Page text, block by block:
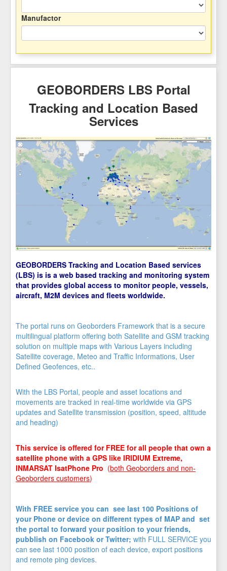
Manufactor
GEOBORDERS LBS Portal
Tracking and Location Based
Services
GEOBORDERS Tracking and Location Based services
(LBS) is is a web based tracking and monitoring system
that provides global access to monitor people, vessels,
aircraft, M2M devices and fleets worldwide.
The portal runs on Geoborders Framework that is a secure
multilingual platform offering both Satellite and GSM tracking
solution on multiple maps with Various Layers including
Satellite coverage, Meteo and Traffic Informations, User
Defined Geofences, etc..
With the LBS Portal, people and asset locations and
movements are tracked in real-time worldwide via GPS
updates and Satellite transmission (position, speed, altitude
and heading)
This service is offered for FREE for all people that own a
satellite phone with a GPS like IRIDIUM Extreme,
INMARSAT IsatPhone Pro (both Geoborders and non-
Geoborders customers)
With FREE service you can see last 100 Positions of
your Phone or device on different types of MAP and set
the portal to forward your position to your friends,
pubblish on Facebook or Twitter; with FULL SERVICE you
can see last 1000 position of each device, export positions
and remote ping devices.